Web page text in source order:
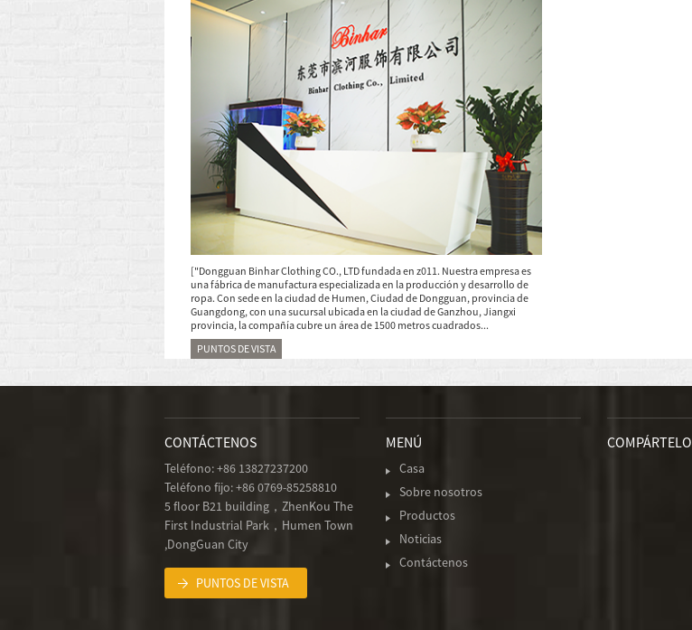
["Dongguan Binhar Clothing CO., LTD fundada en z011. Nuestra empresa es
una fábrica de manufactura especializada en la producción y desarrollo de
ropa. Con sede en la ciudad de Humen, Ciudad de Dongguan, provincia de
Guangdong, con una sucursal ubicada en la ciudad de Ganzhou, Jiangxi
provincia, la compañía cubre un área de 1500 metros cuadrados...
PUNTOS DE VISTA
CONTÁCTENOS
Teléfono:+86 13827237200
Teléfono fijo:+86 0769-85258810
5 floor B21 building，ZhenKou The
First Industrial Park，Humen Town
,DongGuan City
PUNTOS DE VISTA
MENÚ
Casa
Sobre nosotros
Productos
Noticias
Contáctenos
COMPÁRTELO